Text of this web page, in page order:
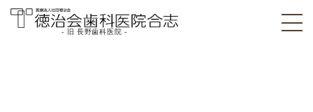
- 旧 長野歯科医院 -